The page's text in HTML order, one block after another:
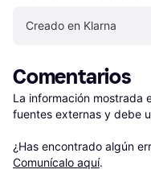
Creado en Klarna
Comentarios
La información mostrada
fuentes externas y debe
¿Has encontrado algún
Comunícalo aquí.